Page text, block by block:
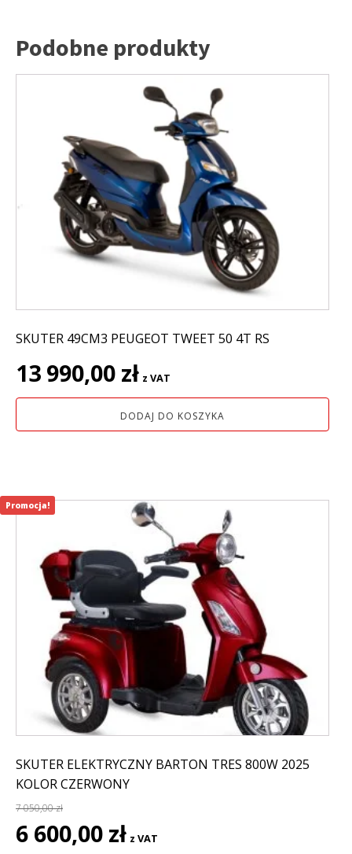
Podobne produkty
SKUTER 49CM3 PEUGEOT TWEET 50 4T RS
13 990,00 zł z VAT
DODAJ DO KOSZYKA
SKUTER ELEKTRYCZNY BARTON TRES 800W 2025
KOLOR CZERWONY
7 050,00zł
Pierwotna
cena
6 600,00 zł cena
z VAT
Promocja!